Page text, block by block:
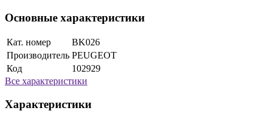
Основные характеристики
Кат. номер
BK026
Производитель PEUGEOT
Код
102929
Все характеристики
Характеристики